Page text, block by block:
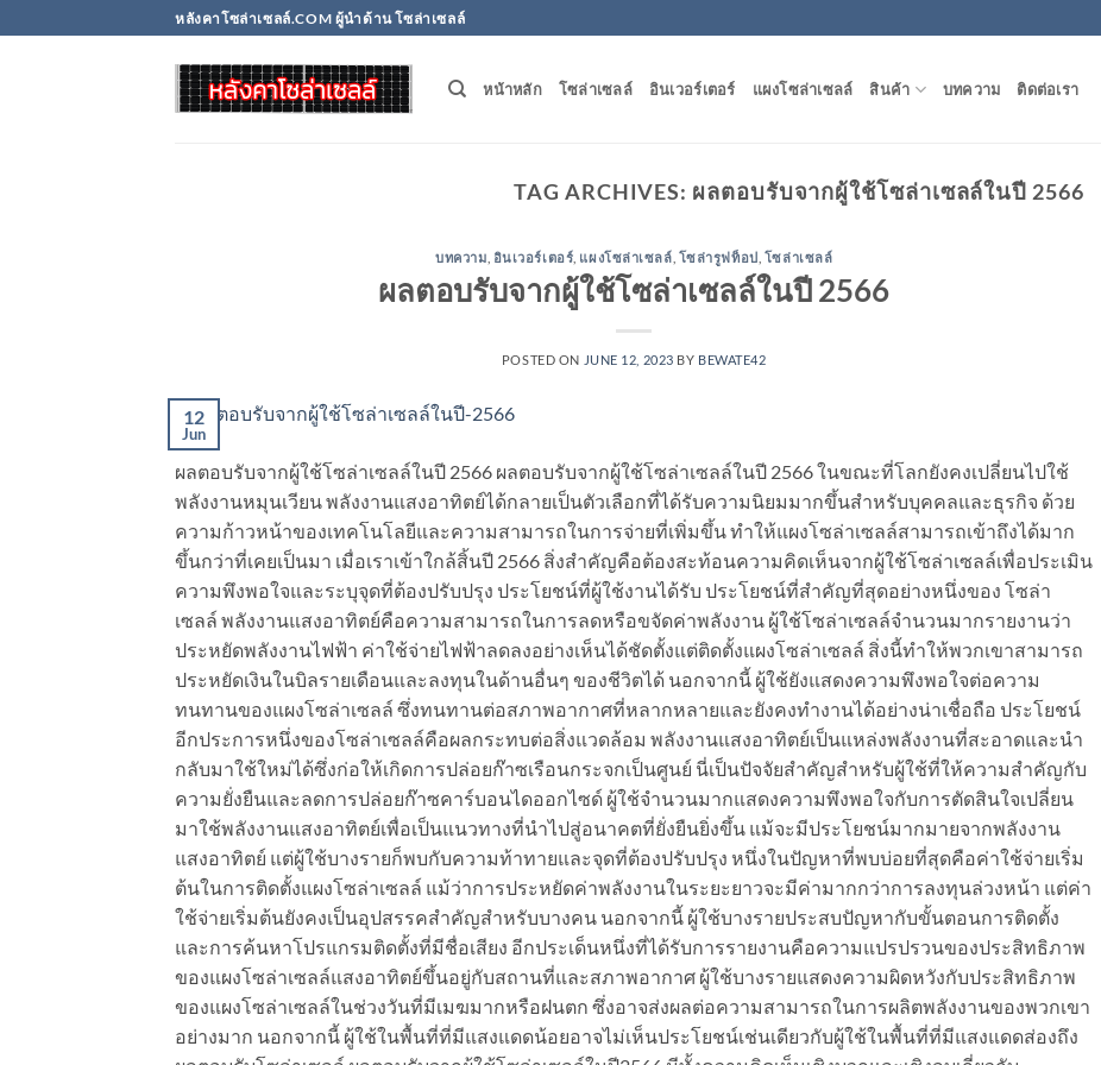
to
หลังคาโซล่าเซลล์.COM ผู้นำด้าน โซล่าเซลล์
หน้าหลัก โซล่าเซลล์ อินเวอร์เตอร์ แผงโซล่าเซลล์ สินค้า บทความ ติดต่อเรา
TAG ARCHIVES: ผลตอบรับจากผู้ใช้โซล่าเซลล์ในปี 2566
บทความ อินเวอร์เตอร์ แผงโซล่าเซลล์ โซล่ารูฟท็อป โซล่าเซลล์
ผลตอบรับจากผู้ใช้โซล่าเซลล์ในปี 2566
POSTED ON JUNE 12, 2023 BY BEWATE42
12
Jun
ผลตอบรับจากผู้ใช้โซล่าเซลล์ในปี 2566 ผลตอบรับจากผู้ใช้โซล่าเซลล์ในปี 2566 ในขณะที่โลกยังคงเปลี่ยนไปใช้
พลังงานหมุนเวียน พลังงานแสงอาทิตย์ได้กลายเป็นตัวเลือกที่ได้รับความนิยมมากขึ้นสำหรับบุคคลและธุรกิจ ด้วย
ความก้าวหน้าของเทคโนโลยีและความสามารถในการจ่ายที่เพิ่มขึ้น ทำให้แผงโซล่าเซลล์สามารถเข้าถึงได้มาก
ขึ้นกว่าที่เคยเป็นมา เมื่อเราเข้าใกล้สิ้นปี 2566 สิ่งสำคัญคือต้องสะท้อนความคิดเห็นจากผู้ใช้โซล่าเซลล์เพื่อประเมิน
ความพึงพอใจและระบุจุดที่ต้องปรับปรุง ประโยชน์ที่ผู้ใช้งานได้รับ ประโยชน์ที่สำคัญที่สุดอย่างหนึ่งของ โซล่า
เซลล์ พลังงานแสงอาทิตย์คือความสามารถในการลดหรือขจัดค่าพลังงาน ผู้ใช้โซล่าเซลล์จำนวนมากรายงานว่า
ประหยัดพลังงานไฟฟ้า ค่าใช้จ่ายไฟฟ้าลดลงอย่างเห็นได้ชัดตั้งแต่ติดตั้งแผงโซล่าเซลล์ สิ่งนี้ทำให้พวกเขาสามารถ
ประหยัดเงินในบิลรายเดือนและลงทุนในด้านอื่นๆ ของชีวิตได้ นอกจากนี้ ผู้ใช้ยังแสดงความพึงพอใจต่อความ
ทนทานของแผงโซล่าเซลล์ ซึ่งทนทานต่อสภาพอากาศที่หลากหลายและยังคงทำงานได้อย่างน่าเชื่อถือ ประโยชน์
อีกประการหนึ่งของโซล่าเซลล์คือผลกระทบต่อสิ่งแวดล้อม พลังงานแสงอาทิตย์เป็นแหล่งพลังงานที่สะอาดและนำ
กลับมาใช้ใหม่ได้ซึ่งก่อให้เกิดการปล่อยก๊าซเรือนกระจกเป็นศูนย์ นี่เป็นปัจจัยสำคัญสำหรับผู้ใช้ที่ให้ความสำคัญกับ
ความยั่งยืนและลดการปล่อยก๊าซคาร์บอนไดออกไซด์ ผู้ใช้จำนวนมากแสดงความพึงพอใจกับการตัดสินใจเปลี่ยน
มาใช้พลังงานแสงอาทิตย์เพื่อเป็นแนวทางที่นำไปสู่อนาคตที่ยั่งยืนยิ่งขึ้น แม้จะมีประโยชน์มากมายจากพลังงาน
แสงอาทิตย์ แต่ผู้ใช้บางรายก็พบกับความท้าทายและจุดที่ต้องปรับปรุง หนึ่งในปัญหาที่พบบ่อยที่สุดคือค่าใช้จ่ายเริ่ม
ต้นในการติดตั้งแผงโซล่าเซลล์ แม้ว่าการประหยัดค่าพลังงานในระยะยาวจะมีค่ามากกว่าการลงทุนล่วงหน้า แต่ค่า
ใช้จ่ายเริ่มต้นยังคงเป็นอุปสรรคสำคัญสำหรับบางคน นอกจากนี้ ผู้ใช้บางรายประสบปัญหากับขั้นตอนการติดตั้ง
และการค้นหาโปรแกรมติดตั้งที่มีชื่อเสียง อีกประเด็นหนึ่งที่ได้รับการรายงานคือความแปรปรวนของประสิทธิภาพ
ของแผงโซล่าเซลล์แสงอาทิตย์ขึ้นอยู่กับสถานที่และสภาพอากาศ ผู้ใช้บางรายแสดงความผิดหวังกับประสิทธิภาพ
ของแผงโซล่าเซลล์ในช่วงวันที่มีเมฆมากหรือฝนตก ซึ่งอาจส่งผลต่อความสามารถในการผลิตพลังงานของพวกเขา
อย่างมาก นอกจากนี้ ผู้ใช้ในพื้นที่ที่มีแสงแดดน้อยอาจไม่เห็นประโยชน์เช่นเดียวกับผู้ใช้ในพื้นที่ที่มีแสงแดดส่องถึง